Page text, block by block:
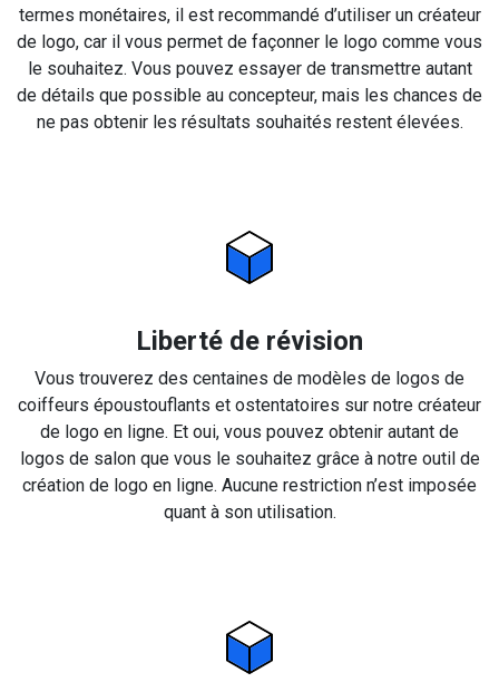
termes monétaires, il est recommandé d’utiliser un créateur
de logo, car il vous permet de façonner le logo comme vous
le souhaitez. Vous pouvez essayer de transmettre autant
de détails que possible au concepteur, mais les chances de
ne pas obtenir les résultats souhaités restent élevées.
Liberté de révision
Vous trouverez des centaines de modèles de logos de
coiffeurs époustouflants et ostentatoires sur notre créateur
de logo en ligne. Et oui, vous pouvez obtenir autant de
logos de salon que vous le souhaitez grâce à notre outil de
création de logo en ligne. Aucune restriction n’est imposée
quant à son utilisation.